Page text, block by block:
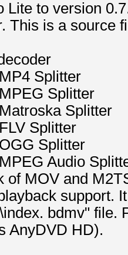
Lite to version
This is a source
Splitter
Splitter
Splitter
Splitter
Splitter
Audio
of MOV and
support.
bdmv" file.
AnyDVD HD).